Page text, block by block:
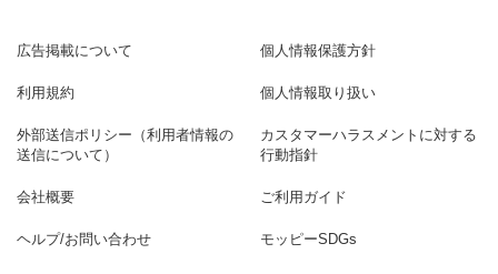
広告掲載について 個人情報保護方針
利用規約 個人情報取り扱い
外部送信ポリシー（利用者情報の
送信について）
カスタマーハラスメントに対する
行動指針
会社概要 ご利用ガイド
ヘルプ/お問い合わせ モッピーSDGs